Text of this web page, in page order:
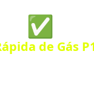
✅
de Gás